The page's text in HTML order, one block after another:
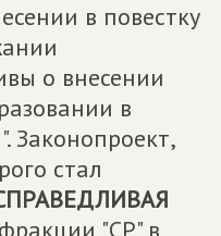
в повестку
о внесении
в
Законопроект,
стал
"СР" в